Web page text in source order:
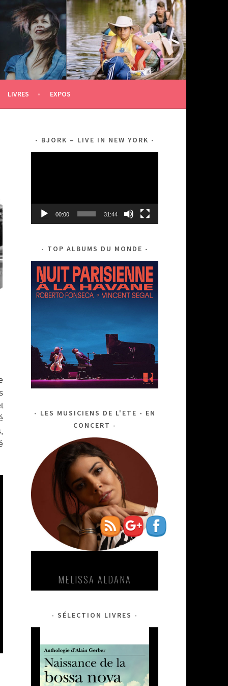
LIVRES EXPOS
BJORK – LIVE IN NEW YORK
00:00 31:44
TOP ALBUMS DU MONDE
LES MUSICIENS DE L'ETE - EN
CONCERT
FONSECA
SÉLECTION LIVRES
http://sondumonde.fr/tag/